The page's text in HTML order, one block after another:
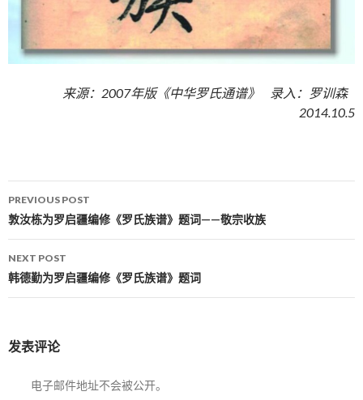
来源： 2007年版《中华罗氏通谱》
录入：罗训森
2014.10.5
Post navigation
PREVIOUS POST
敦汝栋为罗启疆编修《罗氏族谱》题词——敬宗收族
NEXT POST
韩德勤为罗启疆编修《罗氏族谱》题词
发表评论
电子邮件地址不会被公开。